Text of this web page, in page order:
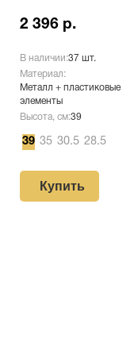
2 396 р.
В наличии:37 шт.
Материал:
Металл + пластиковые
элементы
Высота, см:39
39 35 30.5 28.5
Купить